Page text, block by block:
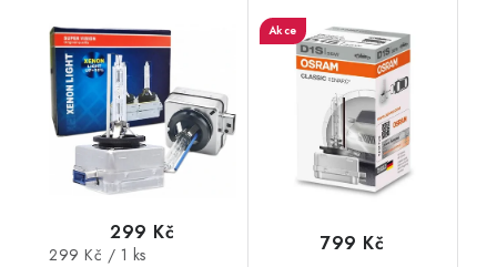
299 Kč
Měrná
299 Kč / 1 ks
66140CLC 1ks
Akce
799 Kč